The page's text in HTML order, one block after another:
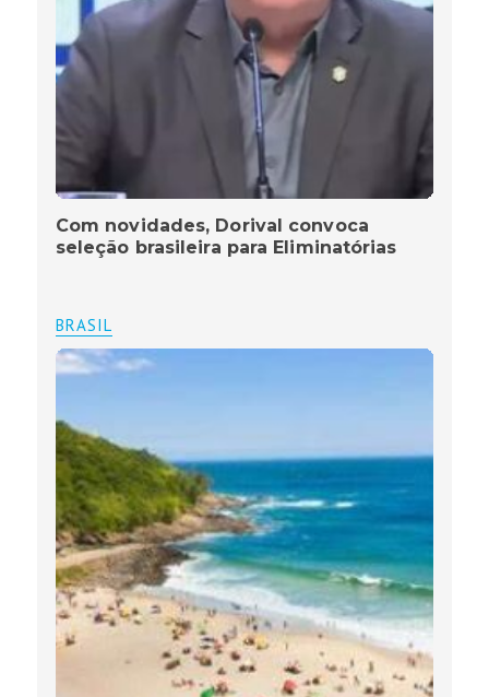
Com novidades, Dorival convoca
seleção brasileira para Eliminatórias
BRASIL